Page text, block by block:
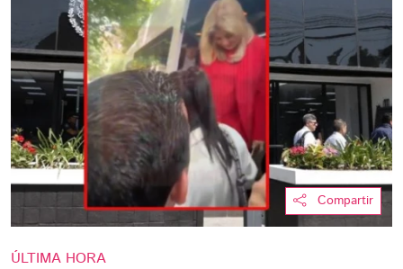
Compartir
ÚLTIMA HORA